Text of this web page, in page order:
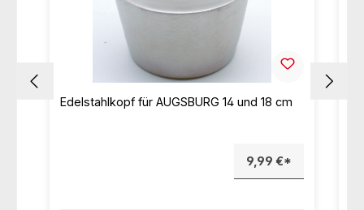
Edelstahlkopf für AUGSBURG 14 und 18 cm
9,99 €*